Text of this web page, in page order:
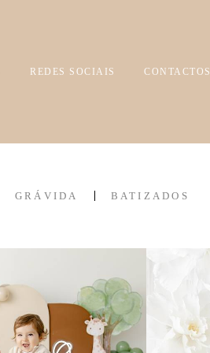
REDES SOCIAIS CONTACTOS
GRÁVIDA BATIZADOS